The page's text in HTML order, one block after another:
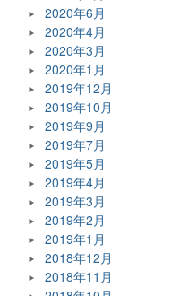
2020年6月
2020年4月
2020年3月
2020年1月
2019年12月
2019年10月
2019年9月
2019年7月
2019年5月
2019年4月
2019年3月
2019年2月
2019年1月
2018年12月
2018年11月